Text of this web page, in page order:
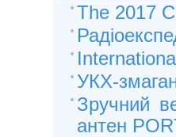
The 2017
УКХ-
Зручний
антен